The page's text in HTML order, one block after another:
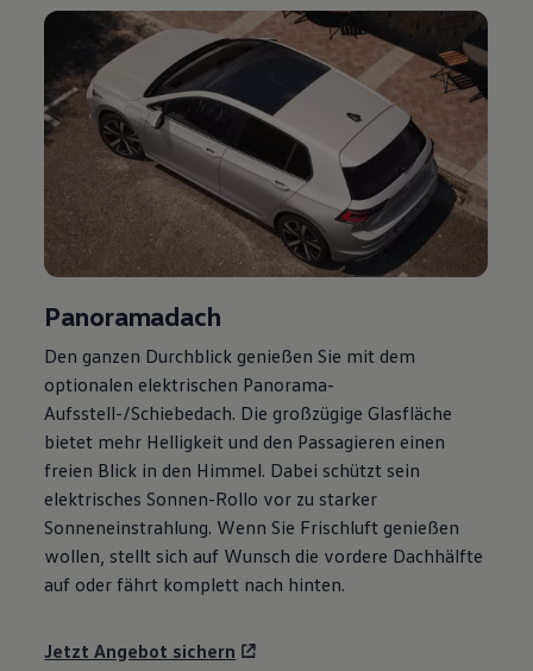
Handy und Fahrzeug verbinden
Updates für Software, Karten und Radio
Über Ihr Auto
Vorgängermodelle
Kundeninformationen
Volkswagen Kundenbetreuung
Warn- und Kontrollleuchten
Assistenzsysteme
Digitale Betriebsanleitung
Live Beratung
Magazin
Lifestyle
Transport
Elektromobilität
Pannen- und Unfallhilfe
Volkswagen Kundenbetreuung
Panoramadach
Den ganzen Durchblick genießen Sie mit dem
optionalen elektrischen Panorama-
Aufsstell-/Schiebedach. Die großzügige Glasfläche
bietet mehr Helligkeit und den Passagieren einen
freien Blick in den Himmel. Dabei schützt sein
elektrisches Sonnen-Rollo vor zu starker
Sonneneinstrahlung. Wenn Sie Frischluft genießen
wollen, stellt sich auf Wunsch die vordere Dachhälfte
auf oder fährt komplett nach hinten.
Jetzt Angebot sichern